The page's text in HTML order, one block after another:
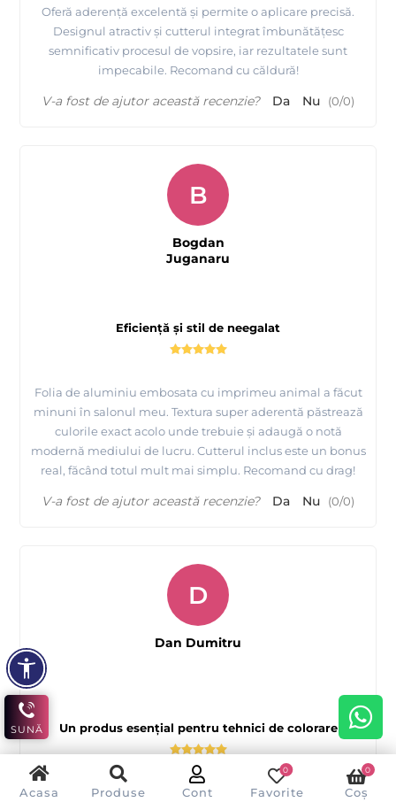
Acasa Produse Cont Favorite
0
Coș
0
Oferă aderență excelentă și permite o aplicare precisă.
Designul atractiv și cutterul integrat îmbunătățesc
semnificativ procesul de vopsire, iar rezultatele sunt
impecabile. Recomand cu căldură!
V-a fost de ajutor această recenzie? Da Nu (0/0)
Eficiență și stil de neegalat
Folia de aluminiu embosata cu imprimeu animal a făcut
minuni în salonul meu. Textura super aderentă păstrează
culorile exact acolo unde trebuie și adaugă o notă
modernă mediului de lucru. Cutterul inclus este un bonus
real, făcând totul mult mai simplu. Recomand cu drag!
B
Bogdan
Juganaru
V-a fost de ajutor această recenzie? Da Nu (0/0)
Un produs esențial pentru tehnici de colorare
Folia de aluminiu embosată cu design ANIMAL PRINT de
D
Dan Dumitru
SUNĂ